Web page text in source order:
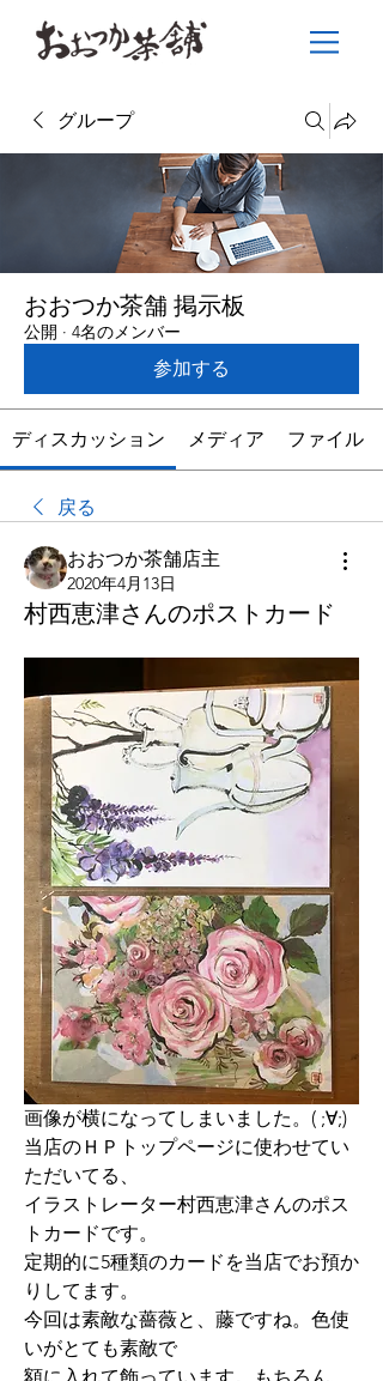
グループ
おおつか茶舗 掲示板
公開 · 4名のメンバー
参加する
ディスカッション メディア ファイル
戻る
おおつか茶舗店主
2020年4月13日
村西恵津さんのポストカード
画像が横になってしまいました。( ;∀;)
当店のＨＰトップページに使わせてい
ただいてる、
イラストレーター村西恵津さんのポス
トカードです。
定期的に5種類のカードを当店でお預か
りしてます。
今回は素敵な薔薇と、藤ですね。色使
いがとても素敵で